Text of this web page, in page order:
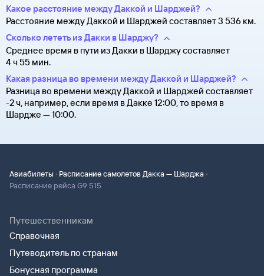
Какое расстояние между Даккой и Шарджей?
Расстояние между Даккой и Шарджей составляет 3 536 км.
Сколько лететь из Дакки в Шарджу?
Среднее время в пути из Дакки в Шарджу составляет
4 ч 55 мин.
Какая разница во времени между Даккой и Шарджей?
Разница во времени между Даккой и Шарджей составляет
-2 ч, например, если время в Дакке 12:00, то время в
Шардже — 10:00.
Авиабилеты · Расписание самолетов Дакка — Шарджа ·
Расписание рейса G9 515
Путешественникам
Справочная
Путеводитель по странам
Бонусная программа